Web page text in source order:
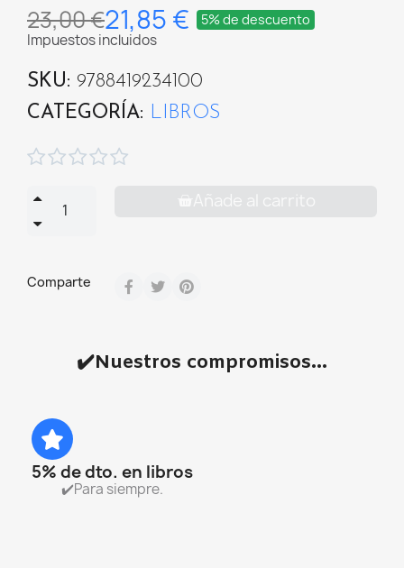
23,00 €21,85 € 5% de descuento
Impuestos incluidos
SKU
9788419234100
CATEGORÍA
LIBROS

Añade al carrito
Comparte
✔️Nuestros compromisos...
5% de dto. en libros
✔️Para siempre.